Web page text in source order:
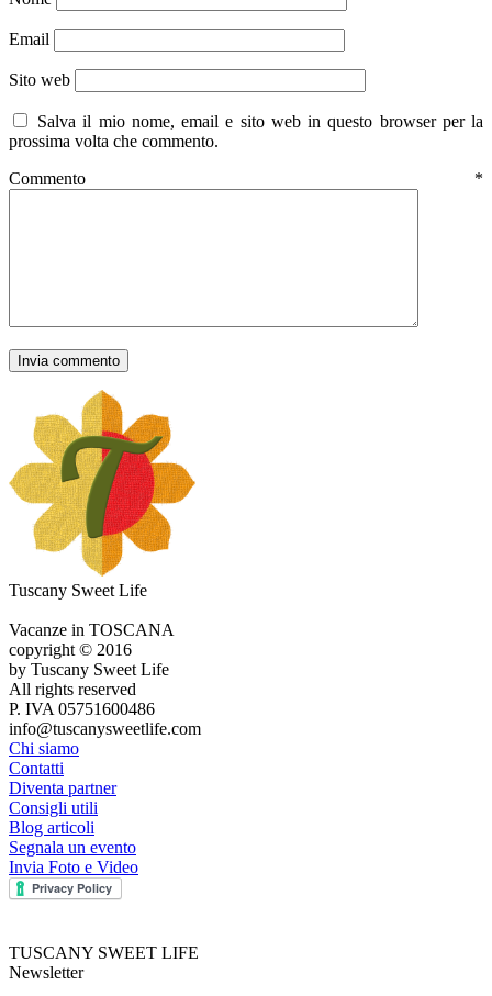
Email
Sito web
Salva il mio nome, email e sito web in questo browser per la
prossima volta che commento.
Commento *
Tuscany Sweet Life
Vacanze in TOSCANA
copyright © 2016
by Tuscany Sweet Life
All rights reserved
P. IVA 05751600486
info@tuscanysweetlife.com
Chi siamo
Contatti
Diventa partner
Consigli utili
Blog articoli
Segnala un evento
Invia Foto e Video
TUSCANY SWEET LIFE
Newsletter